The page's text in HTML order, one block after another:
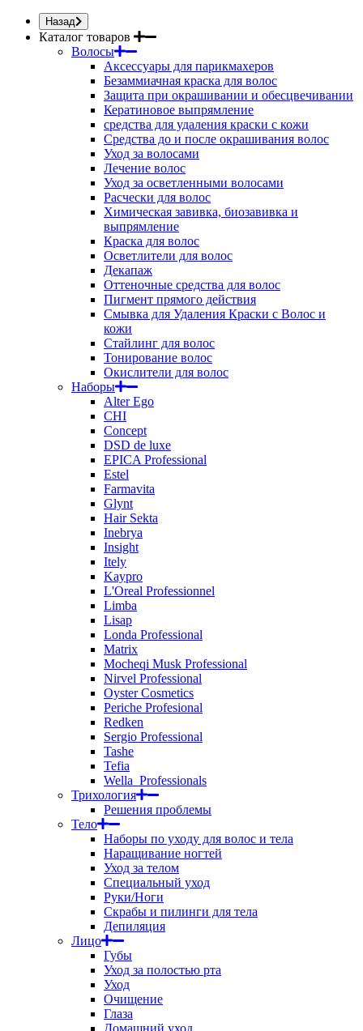
Назад
Каталог товаров
Волосы
Аксессуары для парикмахеров
Безаммиачная краска для волос
Защита при окрашивании и обесцвечивании
Кератиновое выпрямление
средства для удаления краски с кожи
Средства до и после окрашивания волос
Уход за волосами
Лечение волос
Уход за осветленными волосами
Расчески для волос
Химическая завивка, биозавивка и
выпрямление
Краска для волос
Осветлители для волос
Декапаж
Оттеночные средства для волос
Пигмент прямого действия
Смывка для Удаления Краски с Волос и
кожи
Стайлинг для волос
Тонирование волос
Окислители для волос
Наборы
Alter Ego
CHI
Concept
DSD de luxe
EPICA Professional
Estel
Farmavita
Glynt
Hair Sekta
Inebrya
Insight
Itely
Kaypro
L'Oreal Professionnel
Limba
Lisap
Londa Professional
Matrix
Mocheqi Musk Professional
Nirvel Professional
Oyster Cosmetics
Periche Profesional
Redken
Sergio Professional
Tashe
Tefia
Wella_Professionals
Трихология
Решения проблемы
Тело
Наборы по уходу для волос и тела
Наращивание ногтей
Уход за телом
Специальный уход
Руки/Ноги
Скрабы и пилинги для тела
Депиляция
Лицо
Губы
Уход за полостью рта
Уход
Очищение
Глаза
Домашний уход